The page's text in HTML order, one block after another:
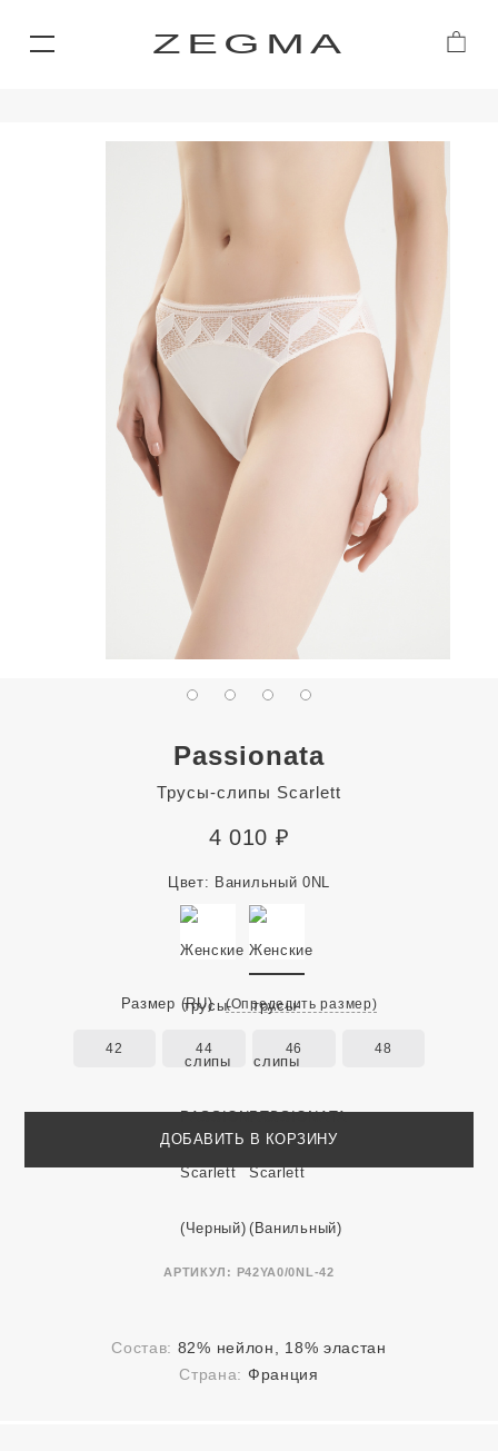
ZEGMA
Passionata
Трусы-слипы Scarlett
АРТИКУЛ: P42YA0/0NL-42
4 010 ₽
Цвет: Ванильный 0NL
Размер (RU) (Определить размер)
42 44 46 48
ДОБАВИТЬ В КОРЗИНУ
Состав: 82% нейлон, 18% эластан
Страна: Франция